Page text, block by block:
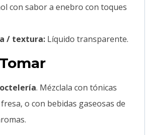
con sabor a enebro con toques
/ textura: Líquido transparente.
. Mézclala con tónicas
o con bebidas gaseosas de